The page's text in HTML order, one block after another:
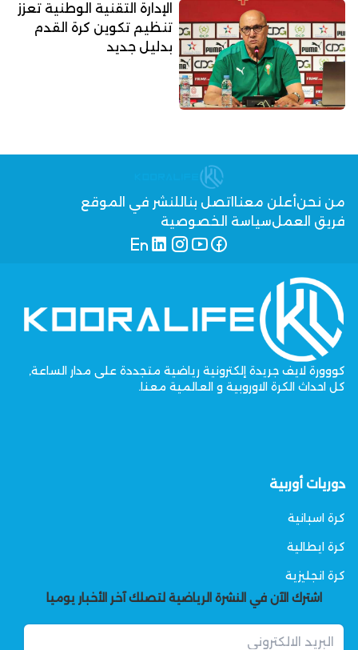
الإدارة التقنية الوطنية تعزز
تنظيم تكوين كرة القدم
بدليل جديد
من نحنأعلن معنا اتصل بنا للنشر في الموقع
فريق العملسياسة الخصوصية
كووورة لايف جريدة إلكترونية رياضية متجددة على مدار الساعة,
كل احداث الكرة الاوروبية و العالمية معنا.
دوريات أوربية
كرة اسبانية
كرة ايطالية
كرة انجليزية
اشترك الآن في النشرة الرياضية لتصلك آخر الأخبار يوميا